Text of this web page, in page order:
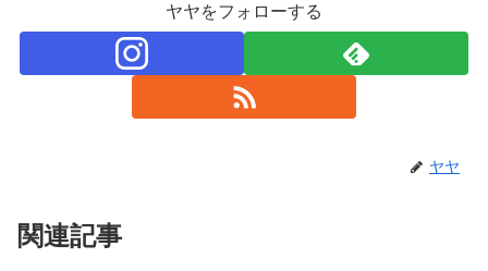
ヤヤをフォローする
ヤヤ
関連記事